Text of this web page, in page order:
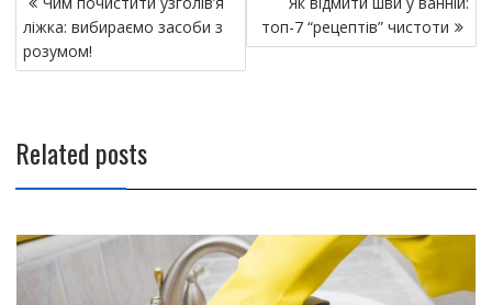
а
в
и
а
ц
и
я
п
о
ліжка: вибираємо засоби з
розумом!
топ-7 “рецептів” чистоти
Related posts